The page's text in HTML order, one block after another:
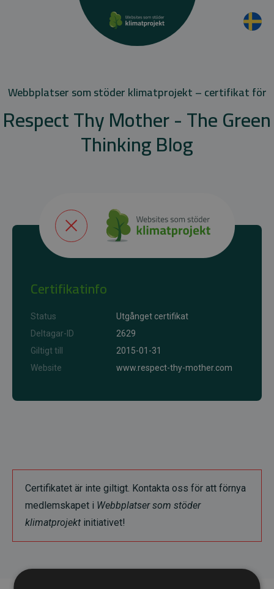
Webbplatser som stöder klimatprojekt – certifikat för
Respect Thy Mother - The Green
Thinking Blog
Certifikatinfo
Status
Utgånget certifikat
Deltagar-ID
2629
Giltigt till
2015-01-31
Website
www.respect-thy-mother.com
Certifikatet är inte giltigt. Kontakta oss för att förnya
medlemskapet i Webbplatser som stöder
klimatprojekt initiativet!